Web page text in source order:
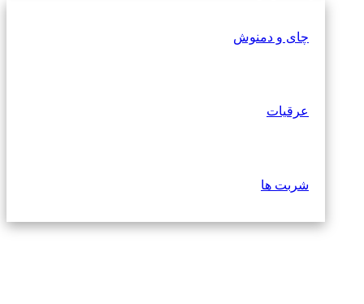
چای و دمنوش
عرقیات
شربت ها